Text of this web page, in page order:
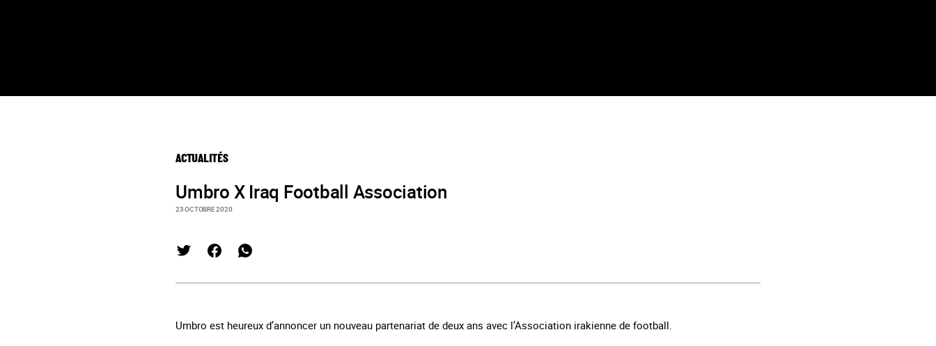
ACTUALITÉS
Umbro X Iraq Football Association
23 OCTOBRE 2020
Umbro est heureux d’annoncer un nouveau partenariat de deux ans avec l’Association irakienne de football.